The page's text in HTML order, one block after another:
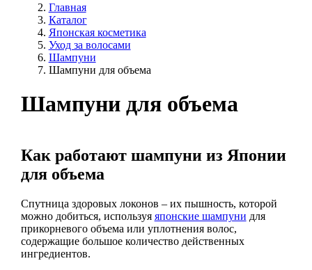
Главная
Каталог
Японская косметика
Уход за волосами
Шампуни
Шампуни для объема
Шампуни для объема
Как работают шампуни из Японии
для объема
Спутница здоровых локонов – их пышность, которой
можно добиться, используя японские шампуни для
прикорневого объема или уплотнения волос,
содержащие большое количество действенных
ингредиентов.